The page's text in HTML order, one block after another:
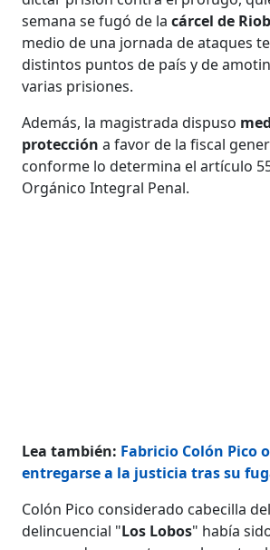
semana se fugó de lacárcel de
medio de una jornada de ataques
distintos puntos de país y de
varias prisiones.
Además, la magistrada dispuso
protección a favor de la fiscal
conforme lo determina el artículo
Orgánico Integral Penal.
Lea también: Fabricio Colón Pico
entregarse a la justicia tras su
Colón Pico considerado cabecilla
delincuencial "Los Lobos" había